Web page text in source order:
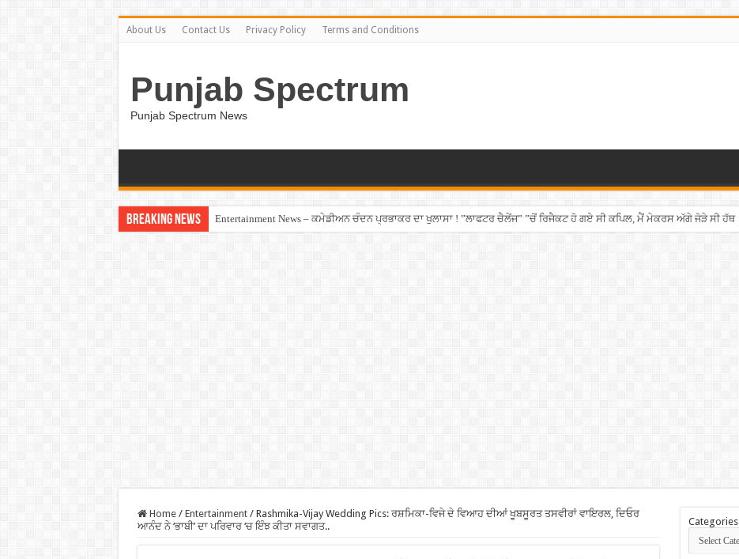
About Us Contact Us Privacy Policy Terms and Conditions
Punjab Spectrum
Punjab Spectrum News
Breaking News Entertainment News – ਕਮੇਡੀਅਨ ਚੰਦਨ ਪ੍ਰਭਾਕਰ ਦਾ ਖੁਲਾਸਾ ! ”ਲਾਫਟਰ ਚੈਲੇਂਜ” ”ਚੋਂ ਰਿਜੈਕਟ ਹੋ ਗਏ ਸੀ ਕਪਿਲ, ਮੈਂ ਮੇਕਰਸ ਅੱਗੇ ਜੋੜੇ ਸੀ ਹੱਥ
Home / Entertainment / Rashmika-Vijay Wedding Pics: ਰਸ਼ਮਿਕਾ-ਵਿਜੇ ਦੇ ਵਿਆਹ ਦੀਆਂ ਖੂਬਸੂਰਤ ਤਸਵੀਰਾਂ ਵਾਇਰਲ, ਦਿਓਰ
ਆਨੰਦ ਨੇ ‘ਭਾਬੀ’ ਦਾ ਪਰਿਵਾਰ ‘ਚ ਇੰਝ ਕੀਤਾ ਸਵਾਗਤ..
Categories